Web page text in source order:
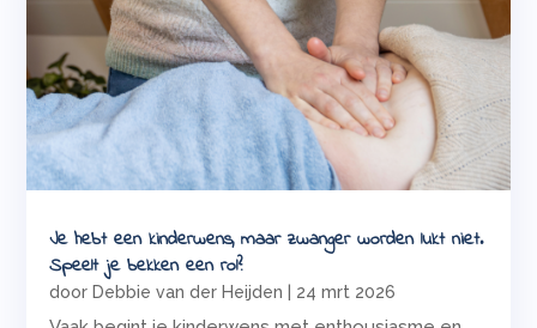
Je hebt een kinderwens, maar zwanger worden lukt niet.
Speelt je bekken een rol?
door Debbie van der Heijden 24 mrt 2026